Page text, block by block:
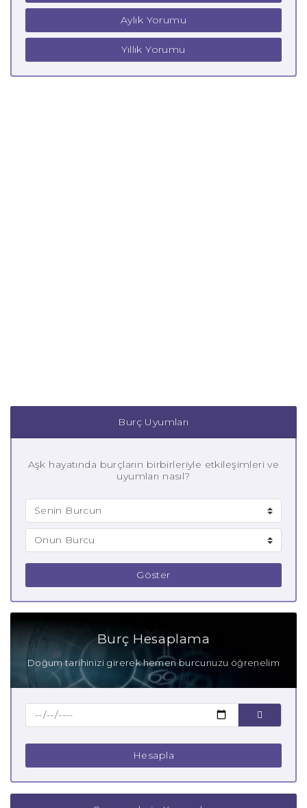
Aylık Yorumu
Yıllık Yorumu
Burç Uyumları
Aşk hayatında burçların birbirleriyle etkileşimleri ve
uyumları nasıl?
Göster
Burç Hesaplama
Doğum tarihinizi girerek hemen burcunuzu öğrenelim
Hesapla